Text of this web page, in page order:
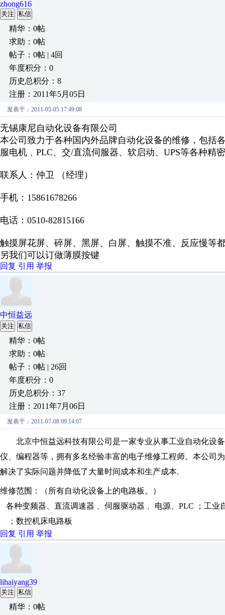
zhong616
关注 私信
精华：0帖
求助：0帖
帖子：0帖 | 4回
年度积分：0
历史总积分：8
注册：2011年5月05日
发表于：2011-05-05 17:49:08
无锡康尼自动化设备有限公司
本公司致力于各种国内外品牌自动化设备的维修，包括
服电机﹑PLC、交/直流伺服器、软启动、UPS等各种精
联系人：仲卫 （经理）
手机：15861678266
电话：0510-82815166
触摸屏花屏、碎屏、黑屏、白屏、触摸不准、反应慢等
另我们可以订做薄膜按键
回复 引用 举报
中恒益远
关注 私信
精华：0帖
求助：0帖
帖子：0帖 | 26回
年度积分：0
历史总积分：37
注册：2011年7月06日
发表于：2011-07-08 09:14:07
北京中恒益远科技有限公司是一家专业从事工业自动化设
仪、编程器等，拥有多名经验丰富的电子维修工程师。本公司
解决了实际问题并降低了大量时间成本和生产成本.
维修范围：（所有自动化设备上的电路板。）
各种变频器、直流调速器
、伺服驱动器 、电源、 PLC
；工业
；数控机床电路板
回复 引用 举报
lihaiyang39
关注 私信
精华：0帖